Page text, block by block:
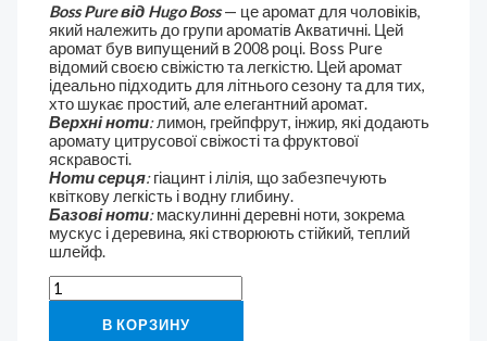
Boss Pure від Hugo Boss— це аромат для чоловіків,
який належить до групи ароматів Акватичні. Цей
аромат був випущений в 2008 році. Boss Pure
відомий своєю свіжістю та легкістю. Цей аромат
ідеально підходить для літнього сезону та для тих,
хто шукає простий, але елегантний аромат.
Верхні ноти:лимон, грейпфрут, інжир, які додають
аромату цитрусової свіжості та фруктової
яскравості.
Ноти серця:гіацинт і лілія, що забезпечують
квіткову легкість і водну глибину.
Базові ноти:маскулинні деревні ноти, зокрема
мускус і деревина, які створюють стійкий, теплий
шлейф.
В КОРЗИНУ